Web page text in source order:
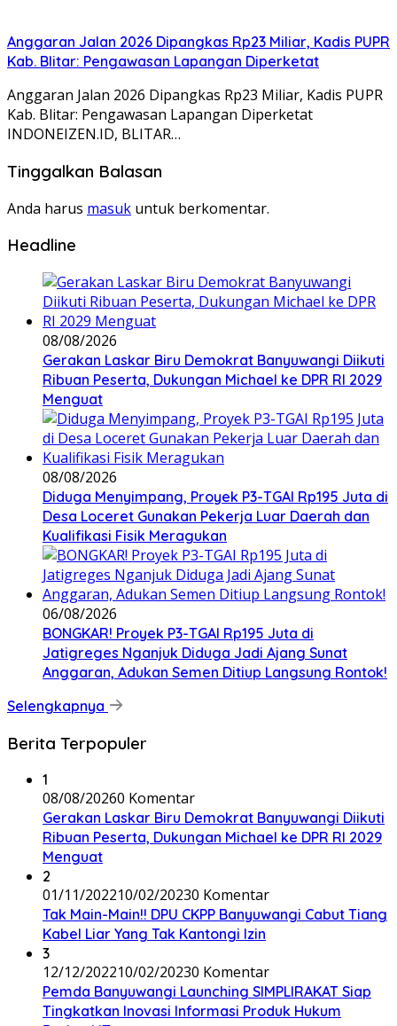
Anggaran Jalan 2026 Dipangkas Rp23 Miliar, Kadis PUPR
Kab. Blitar: Pengawasan Lapangan Diperketat
Anggaran Jalan 2026 Dipangkas Rp23 Miliar, Kadis PUPR
Kab. Blitar: Pengawasan Lapangan Diperketat
INDONEIZEN.ID, BLITAR…
Tinggalkan Balasan
Anda harus masuk untuk berkomentar.
Headline
08/08/2026
Gerakan Laskar Biru Demokrat Banyuwangi Diikuti
Ribuan Peserta, Dukungan Michael ke DPR RI 2029
Menguat
08/08/2026
Diduga Menyimpang, Proyek P3-TGAI Rp195 Juta di
Desa Loceret Gunakan Pekerja Luar Daerah dan
Kualifikasi Fisik Meragukan
06/08/2026
BONGKAR! Proyek P3-TGAI Rp195 Juta di
Jatigreges Nganjuk Diduga Jadi Ajang Sunat
Anggaran, Adukan Semen Ditiup Langsung Rontok!
Selengkapnya
Berita Terpopuler
1
08/08/20260 Komentar
Gerakan Laskar Biru Demokrat Banyuwangi Diikuti
Ribuan Peserta, Dukungan Michael ke DPR RI 2029
Menguat
2
01/11/202210/02/20230 Komentar
Tak Main-Main!! DPU CKPP Banyuwangi Cabut Tiang
Kabel Liar Yang Tak Kantongi Izin
3
12/12/202210/02/20230 Komentar
Pemda Banyuwangi Launching SIMPLIRAKAT Siap
Tingkatkan Inovasi Informasi Produk Hukum